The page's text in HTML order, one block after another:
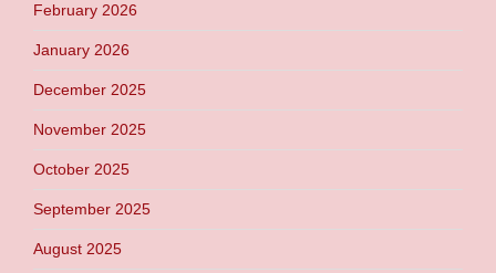
February 2026
January 2026
December 2025
November 2025
October 2025
September 2025
August 2025